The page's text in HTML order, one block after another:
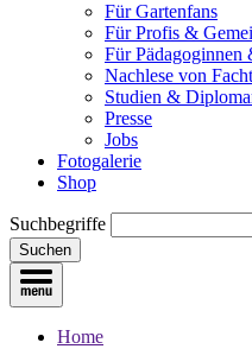
Für Gartenfans
Für Profis &
Für Pädagoginnen
Nachlese von
Studien &
Presse
Jobs
Fotogalerie
Shop
Suchbegriffe
Suchen
Home